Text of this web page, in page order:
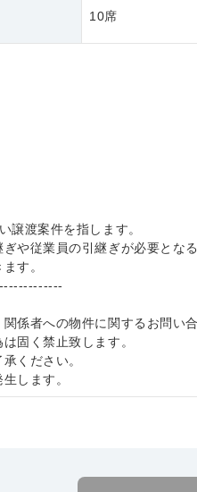
10席
譲渡案件を指します。
や従業員の引継ぎが必要とな
す。
係者への物件に関するお問い合
固く禁止致します。
ください。
します。